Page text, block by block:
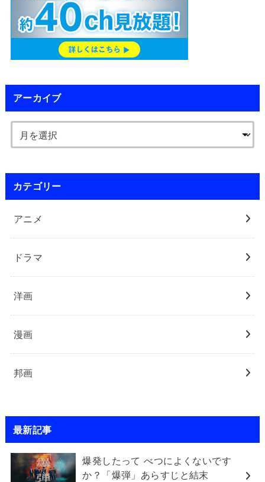
アーカイブ
カテゴリー
アニメ
ドラマ
洋画
漫画
邦画
最新記事
爆発したって べつによくないです
か？「爆弾」あらすじと結末